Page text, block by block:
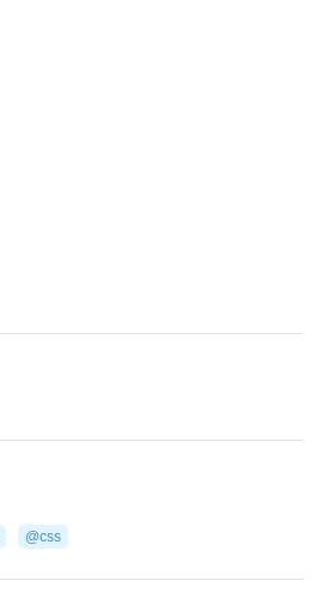
@css